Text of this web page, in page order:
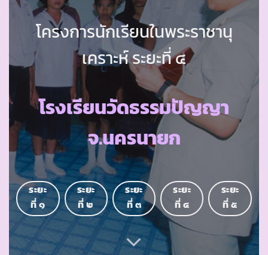
โครงการนักเรียนในพระราชานุ
เคราะห์ ระยะที่ ๔
โรงเรียนวัดธรรมปัญญา
จ.นครนายก
ระยะ
ที่ ๑
ระยะ
ที่ ๒
ระยะ
ที่ ๓
ระยะ
ที่ ๔
ระยะ
ที่ ๕